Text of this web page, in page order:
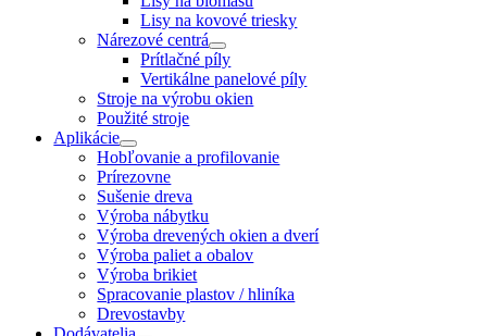
Lisy na kovové triesky
Nárezové centrá
Prítlačné píly
Vertikálne panelové píly
Stroje na výrobu okien
Použité stroje
Aplikácie
Hobľovanie a profilovanie
Prírezovne
Sušenie dreva
Výroba nábytku
Výroba drevených okien a dverí
Výroba paliet a obalov
Výroba brikiet
Spracovanie plastov / hliníka
Drevostavby